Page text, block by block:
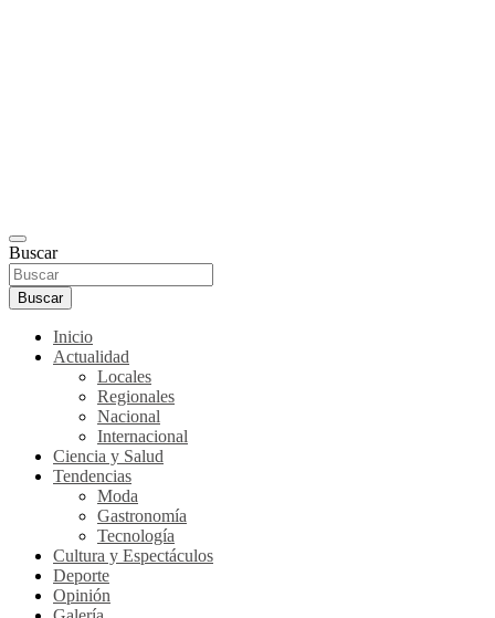
Buscar
Buscar
Inicio
Actualidad
Locales
Regionales
Nacional
Internacional
Ciencia y Salud
Tendencias
Moda
Gastronomía
Tecnología
Cultura y Espectáculos
Deporte
Opinión